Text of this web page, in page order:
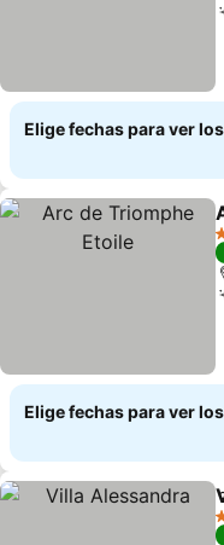
Elige fechas para ver
Elige fechas para ver